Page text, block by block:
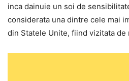
inca dainuie un soi de
considerata una dintre cele mai
din Statele Unite, fiind vizitata de